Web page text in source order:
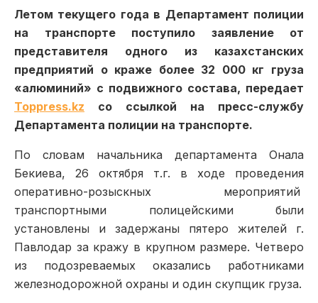
Летом текущего года в Департамент полиции
на транспорте поступило заявление от
представителя одного из казахстанских
предприятий о краже более 32 000 кг груза
«алюминий» с подвижного состава, передает
Toppress.kz со ссылкой на пресс-службу
Департамента полиции на транспорте.
По словам начальника департамента Онала
Бекиева, 26 октября т.г. в ходе проведения
оперативно-розыскных мероприятий
транспортными полицейскими были
установлены и задержаны пятеро жителей г.
Павлодар за кражу в крупном размере. Четверо
из подозреваемых оказались работниками
железнодорожной охраны и один скупщик груза.